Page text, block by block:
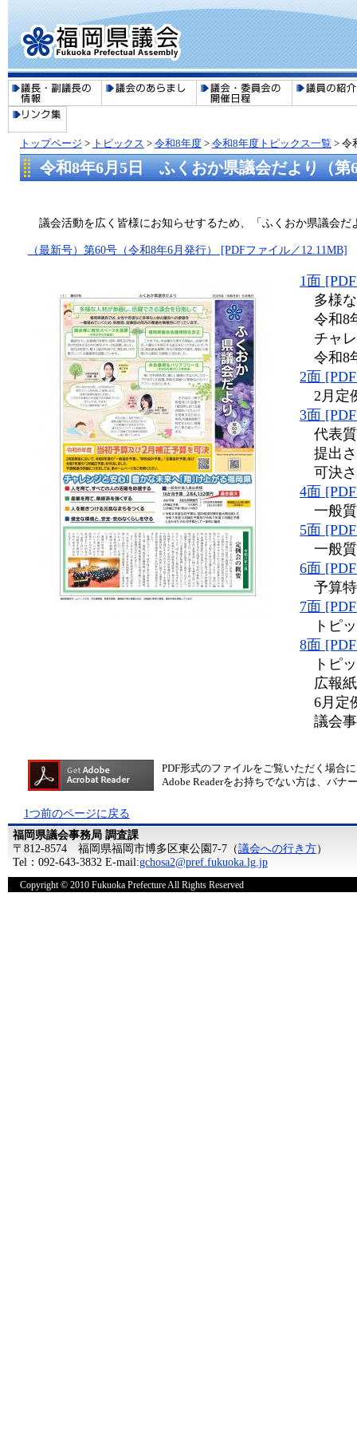
トップページ > トピックス > 令和8年度> 令和8年度トピックス一覧 > 令
令和8年6月5日 ふくおか県議会だより（第
議会活動を広く皆様にお知らせするため、「ふくおか県議会だ
（最新号）第60号（令和8年6月発行） [PDFファイル／12.11MB]
1面
多様な
令和8
チャレ
令和8
2面
2月定
3面
代表質
提出さ
可決さ
4面
一般
5面
一般
6面
予算特
7面
トピ
8面
トピ
広報紙
6月定
議会事
PDF形式のファイルをご覧いただく場合
Adobe Readerをお持ちでない方は、バ
1つ前のページに戻る
福岡県議会事務局 調査課
〒812-8574 福岡県福岡市博多区東公園7-7（議会への行き方）
Tel：092-643-3832 E-mail:gchosa2@pref.fukuoka.lg.jp
Copyright © 2010 Fukuoka Prefecture All Rights Reserved